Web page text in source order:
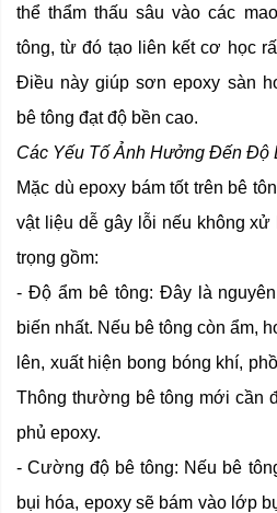
thể thẩm thấu sâu vào các
tông, từ đó tạo liên kết cơ học
Điều này giúp sơn epoxy sàn
bê tông đạt độ bền cao.
Các Yếu Tố Ảnh Hưởng Đến Độ
Mặc dù epoxy bám tốt trên bê
vật liệu dễ gây lỗi nếu không xử
trọng gồm:
- Độ ẩm bê tông: Đây là
biến nhất. Nếu bê tông còn ẩm,
lên, xuất hiện bong bóng khí,
Thông thường bê tông mới cần
phủ epoxy.
- Cường độ bê tông: Nếu bê
bụi hóa, epoxy sẽ bám vào lớp